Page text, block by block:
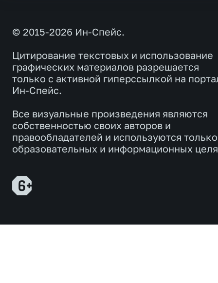
© 2015-2026 Ин-Спейс.
Цитирование текстовых и использование
графических материалов разрешается
только с активной гиперссылкой на
Ин-Спейс.
Все визуальные произведения являются
собственностью своих авторов и
правообладателей и используются
образовательных и информационных